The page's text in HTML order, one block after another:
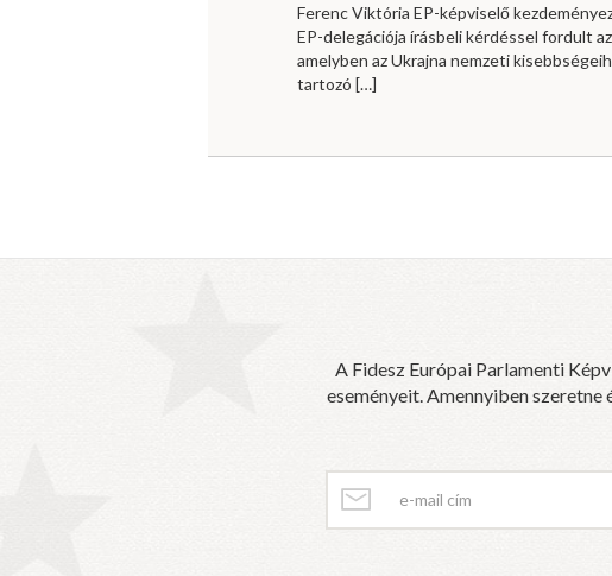
Ferenc Viktória EP-képviselő
EP-delegációja írásbeli kérdéssel fordult
amelyben az Ukrajna nemzeti
tartozó […]
A Fidesz Európai Parlamenti
eseményeit. Amennyiben